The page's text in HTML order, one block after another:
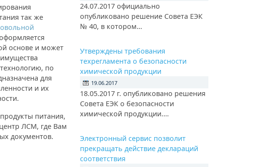
так же
основе и может
по
для
и их
питания,
ЛСМ, где Вам
документов.
24.07.2017 официально
опубликовано решение Совета ЕЭК
№ 40, в котором…
Утверждены требования
техрегламента о безопасности
химической продукции
19.06.2017
18.05.2017 г. опубликовано решения
Совета ЕЭК о безопасности
химической продукции.…
Электронный сервис позволит
прекращать действие деклараций
соответствия